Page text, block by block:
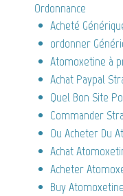
Ordonnance
Acheté
ordonner
Atomoxetine à
Achat Paypal
Quel Bon Site
Commander
Ou Acheter Du
Achat
Acheter
Buy